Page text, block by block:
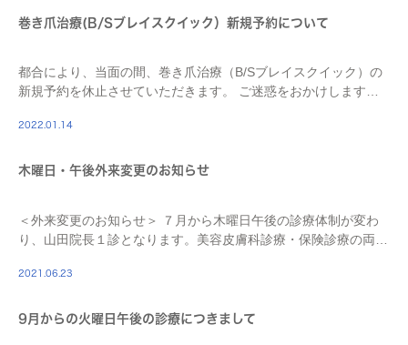
巻き爪治療(B/Sブレイスクイック）新規予約について
都合により、当面の間、巻き爪治療（B/Sブレイスクイック）の
新規予約を休止させていただきます。 ご迷惑をおかけします
2022.01.14
木曜日・午後外来変更のお知らせ
＜外来変更のお知らせ＞ ７月から木曜日午後の診療体制が変わ
り、山田院長１診となります。美容皮膚科診療・保険診療の両方
日午後は従来通り 第1・3・5週午後は休診 第 […]
2021.06.23
9月からの火曜日午後の診療につきまして